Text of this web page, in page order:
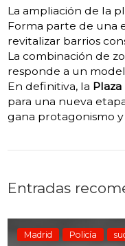
La ampliación de la
Forma parte de una
revitalizar barrios
La combinación de
responde a un
En definitiva, la
para una nueva
gana protagonismo
Entradas
Madrid Policía